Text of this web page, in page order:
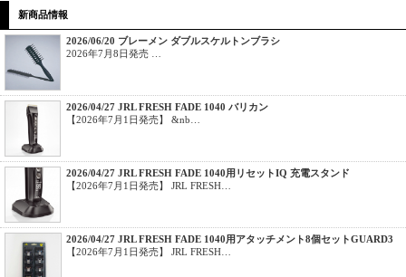
新商品情報
2026/06/20 ブレーメン ダブルスケルトンブラシ
2026年7月8日発売 …
2026/04/27 JRL FRESH FADE 1040 バリカン
【2026年7月1日発売】 &nb…
2026/04/27 JRL FRESH FADE 1040用リセットIQ 充電スタンド
【2026年7月1日発売】 JRL FRESH…
2026/04/27 JRL FRESH FADE 1040用アタッチメント8個セットGUARD3
【2026年7月1日発売】 JRL FRESH…